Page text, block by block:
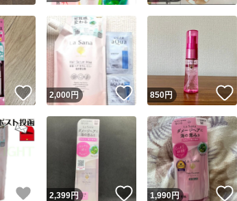
いいね！
2,000円 いいね！
850円
いいね！
2,399円 いいね！
1,990円